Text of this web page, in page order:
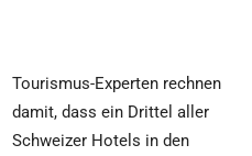
Tourismus-Experten rechnen
damit, dass ein Drittel aller
Schweizer Hotels in den